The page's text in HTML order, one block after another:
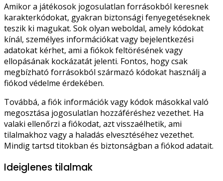
Amikor a játékosok jogosulatlan forrásokból keresnek
karakterkódokat, gyakran biztonsági fenyegetéseknek
teszik ki magukat. Sok olyan weboldal, amely kódokat
kínál, személyes információkat vagy bejelentkezési
adatokat kérhet, ami a fiókok feltörésének vagy
ellopásának kockázatát jelenti. Fontos, hogy csak
megbízható forrásokból származó kódokat használj a
fiókod védelme érdekében.
Továbbá, a fiók információk vagy kódok másokkal való
megosztása jogosulatlan hozzáféréshez vezethet. Ha
valaki ellenőrzi a fiókodat, azt visszaélhetik, ami
tilalmakhoz vagy a haladás elvesztéséhez vezethet.
Mindig tartsd titokban és biztonságban a fiókod adatait.
Ideiglenes tilalmak